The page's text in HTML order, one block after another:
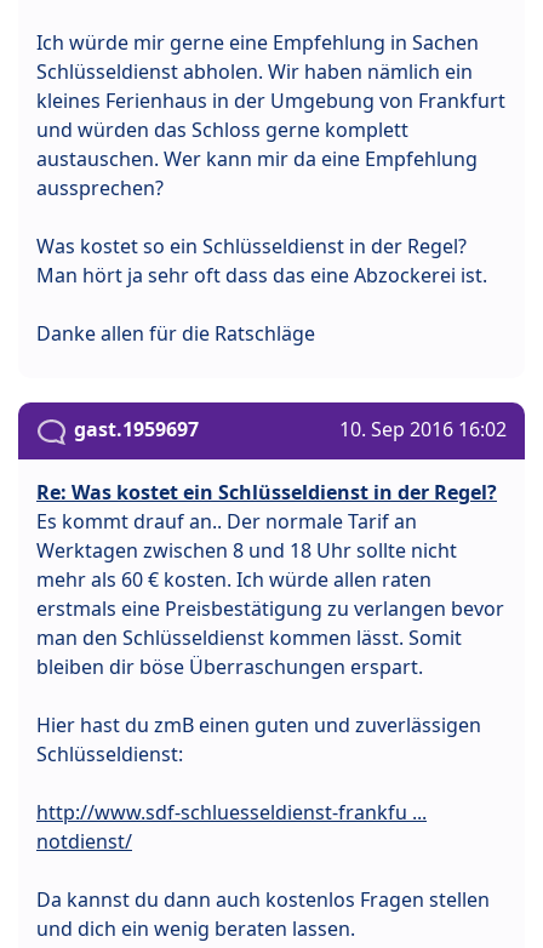
Ich würde mir gerne eine Empfehlung in Sachen
Schlüsseldienst abholen. Wir haben nämlich ein
kleines Ferienhaus in der Umgebung von Frankfurt
und würden das Schloss gerne komplett
austauschen. Wer kann mir da eine Empfehlung
aussprechen?
Was kostet so ein Schlüsseldienst in der Regel?
Man hört ja sehr oft dass das eine Abzockerei ist.
Danke allen für die Ratschläge
gast.1959697 10. Sep 2016 16:02
Re: Was kostet ein Schlüsseldienst in der Regel?
Es kommt drauf an.. Der normale Tarif an
Werktagen zwischen 8 und 18 Uhr sollte nicht
mehr als 60 € kosten. Ich würde allen raten
erstmals eine Preisbestätigung zu verlangen bevor
man den Schlüsseldienst kommen lässt. Somit
bleiben dir böse Überraschungen erspart.
Hier hast du zmB einen guten und zuverlässigen
Schlüsseldienst:
http://www.sdf-schluesseldienst-frankfu ...
notdienst/
Da kannst du dann auch kostenlos Fragen stellen
und dich ein wenig beraten lassen.